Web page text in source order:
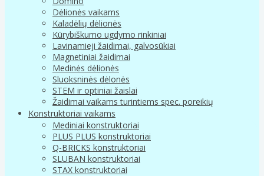
Dėlionės vaikams
Kaladėlių dėlionės
Kūrybiškumo ugdymo rinkiniai
Lavinamieji žaidimai, galvosūkiai
Magnetiniai žaidimai
Medinės dėlionės
Sluoksninės dėlonės
STEM ir optiniai žaislai
Žaidimai vaikams turintiems spec. poreikių
Konstruktoriai vaikams
Mediniai konstruktoriai
PLUS PLUS konstruktoriai
Q-BRICKS konstruktoriai
SLUBAN konstruktoriai
STAX konstruktoriai